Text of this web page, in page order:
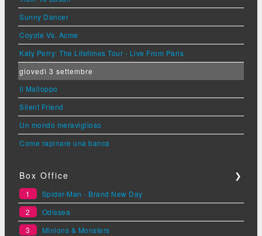
Sunny Dancer
Coyote Vs. Acme
Katy Perry: The Lifetimes Tour - Live From Paris
giovedì 3 settembre
Il Malloppo
Silent Friend
Un mondo meraviglioso
Come rapinare una banca
Box Office ❯
1
Spider-Man - Brand New Day
2
Odissea
3
Minions & Monsters